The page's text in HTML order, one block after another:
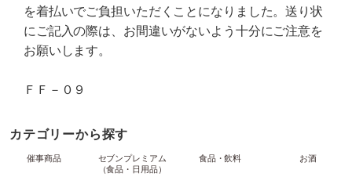
を着払いでご負担いただくことになりました。送り状
にご記入の際は、お間違いがないよう十分にご注意を
お願いします。
ＦＦ－０９
カテゴリーから探す
催事商品
セブンプレミアム
（食品・日用品）
食品・飲料 お酒